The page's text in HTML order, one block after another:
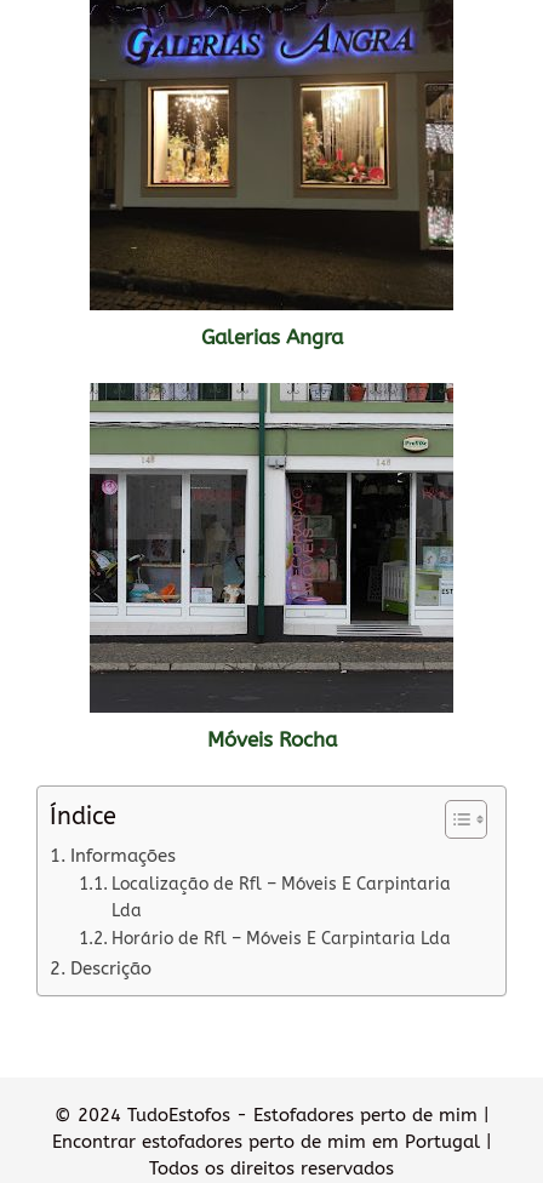
Galerias Angra
Móveis Rocha
Índice
Informações
Localização de Rfl – Móveis E Carpintaria
Lda
Horário de Rfl – Móveis E Carpintaria Lda
Descrição
© 2024 TudoEstofos - Estofadores perto de mim |
Encontrar estofadores perto de mim em Portugal |
Todos os direitos reservados